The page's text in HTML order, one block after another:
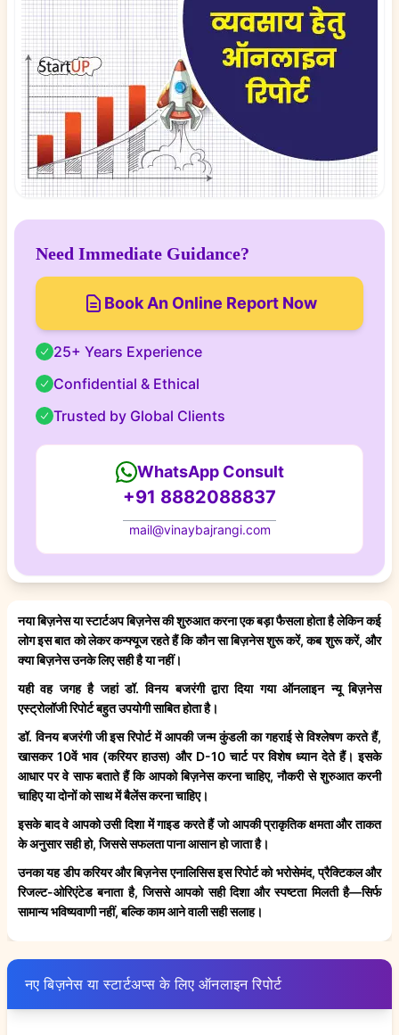
Need Immediate Guidance?
Book An Online Report Now
25+ Years Experience
Confidential & Ethical
Trusted by Global Clients
WhatsApp Consult
+91 8882088837
mail@vinaybajrangi.com
नया बिज़नेस या स्टार्टअप बिज़नेस की शुरुआत करना एक बड़ा फैसला होता है लेकिन कई
लोग इस बात को लेकर कन्फ्यूज रहते हैं कि कौन सा बिज़नेस शुरू करें, कब शुरू करें, और
क्या बिज़नेस उनके लिए सही है या नहीं।
यही वह जगह है जहां डॉ. विनय बजरंगी द्वारा दिया गया ऑनलाइन न्यू बिज़नेस
एस्ट्रोलॉजी रिपोर्ट बहुत उपयोगी साबित होता है।
डॉ. विनय बजरंगी जी इस रिपोर्ट में आपकी जन्म कुंडली का गहराई से विश्लेषण करते हैं,
खासकर 10वें भाव (करियर हाउस) और D-10 चार्ट पर विशेष ध्यान देते हैं। इसके
आधार पर वे साफ बताते हैं कि आपको बिज़नेस करना चाहिए, नौकरी से शुरुआत करनी
चाहिए या दोनों को साथ में बैलेंस करना चाहिए।
इसके बाद वे आपको उसी दिशा में गाइड करते हैं जो आपकी प्राकृतिक क्षमता और ताकत
के अनुसार सही हो, जिससे सफलता पाना आसान हो जाता है।
उनका यह डीप करियर और बिज़नेस एनालिसिस इस रिपोर्ट को भरोसेमंद, प्रैक्टिकल और
रिजल्ट-ओरिएंटेड बनाता है, जिससे आपको सही दिशा और स्पष्टता मिलती है—सिर्फ
सामान्य भविष्यवाणी नहीं, बल्कि काम आने वाली सही सलाह।
नए बिज़नेस या स्टार्टअप्स के लिए ऑनलाइन रिपोर्ट